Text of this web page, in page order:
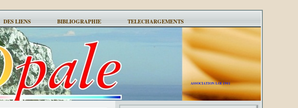
DES LIENS BIBLIOGRAPHIE TELECHARGEMENTS
ASSOCIATION LOI 1901